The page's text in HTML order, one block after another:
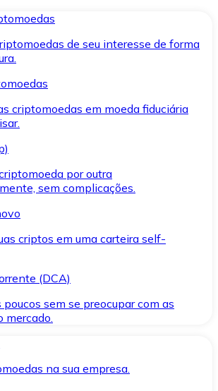
de seu interesse de forma
criptomoedas em moeda fiduciária
por outra
sem complicações.
criptos em uma carteira self-
(DCA)
poucos sem se preocupar com as
mercado.
na sua empresa.